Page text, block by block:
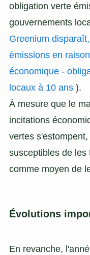
obligation verte
gouvernements
Greenium
émissions en
économique -
locaux à 10 ans).
À mesure que le
incitations
vertes
susceptibles de les
comme moyen de
Évolutions
En revanche,